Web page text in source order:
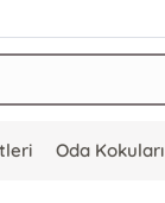
Oda Kokuları